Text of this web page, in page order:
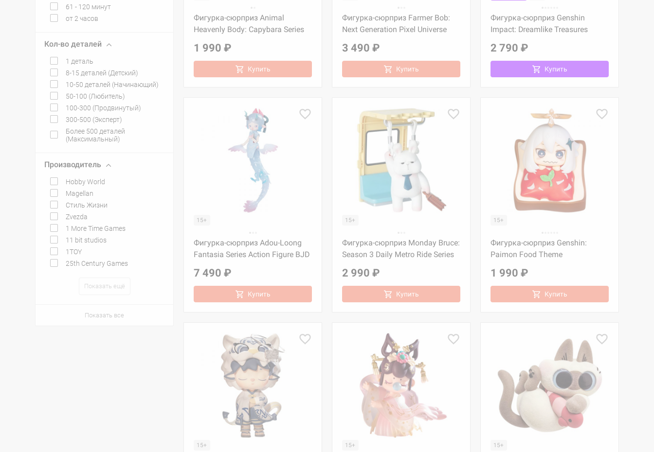
61 - 120 минут
от 2 часов
Кол-во деталей
1 деталь
8-15 деталей (Детский)
10-50 деталей (Начинающий)
50-100 (Любитель)
100-300 (Продвинутый)
300-500 (Эксперт)
Более 500 деталей
(Максимальный)
Производитель
Hobby World
Magellan
Стиль Жизни
Zvezda
1 More Time Games
11 bit studios
1TOY
25th Century Games
Показать ещё
Показать все
Фигурка-сюрприз Animal
Heavenly Body: Capybara Series
1 990 ₽
Купить
Фигурка-сюрприз Farmer Bob:
Next Generation Pixel Universe
3 490 ₽
Купить
Фигурка-сюрприз Genshin
Impact: Dreamlike Treasures
2 790 ₽
Купить
15+
Фигурка-сюрприз Adou-Loong
Fantasia Series Action Figure BJD
7 490 ₽
Купить
15+
Фигурка-сюрприз Monday Bruce:
Season 3 Daily Metro Ride Series
2 990 ₽
Купить
15+
Фигурка-сюрприз Genshin:
Paimon Food Theme
1 990 ₽
Купить
15+ 15+ 15+